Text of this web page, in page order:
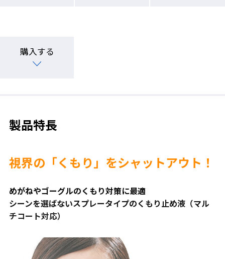
購入する
製品特長
視界の「くもり」をシャットアウト！
めがねやゴーグルのくもり対策に最適
シーンを選ばないスプレータイプのくもり止め液（マル
チコート対応）